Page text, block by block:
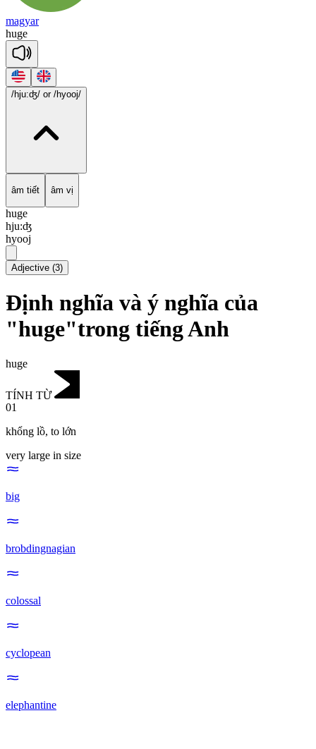
magyar
huge
/hju:ʤ/ or /hyooj/
âm tiết âm vị
huge
hju:ʤ
hyooj
Adjective (3)
Định nghĩa và ý nghĩa của
"huge"trong tiếng Anh
huge
TÍNH TỪ
01
khổng lồ, to lớn
very large in size
big
brobdingnagian
colossal
cyclopean
elephantine